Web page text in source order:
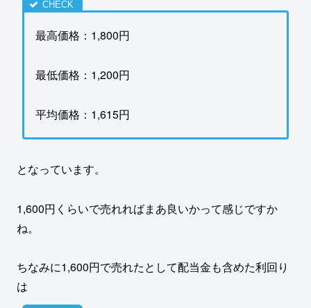
最高価格：1,800円
最低価格：1,200円
平均価格：1,615円
となっています。
1,600円くらいで売れればまあ良いかって感じですか
ね。
ちなみに1,600円で売れたとして配当金も含めた利回り
は